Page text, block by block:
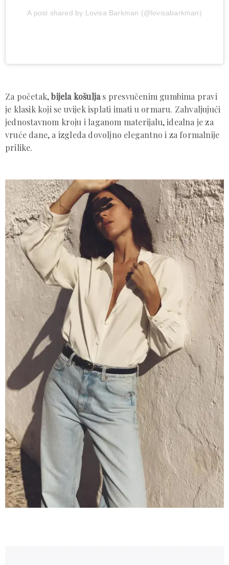
A post shared by Lovisa Barkman (@lovisabarkman)
Za početak,bijela košuljas presvučenim gumbima pravi
je klasik koji se uvijek isplati imati u ormaru. Zahvaljujući
jednostavnom kroju i laganom materijalu, idealna je za
vruće dane, a izgleda dovoljno elegantno i za formalnije
prilike.